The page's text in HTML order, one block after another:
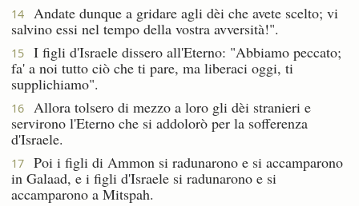
14
Andate dunque a gridare agli dèi che avete scelto; vi
salvino essi nel tempo della vostra avversità!".
15
I figli d'Israele dissero all'Eterno: "Abbiamo peccato;
fa' a noi tutto ciò che ti pare, ma liberaci oggi, ti
supplichiamo".
16
Allora tolsero di mezzo a loro gli dèi stranieri e
servirono l'Eterno che si addolorò per la sofferenza
d'Israele.
17
Poi i figli di Ammon si radunarono e si accamparono
in Galaad, e i figli d'Israele si radunarono e si
accamparono a Mitspah.